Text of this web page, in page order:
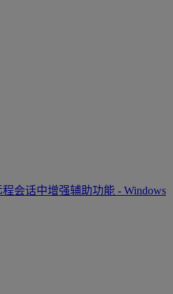
程会话中增强辅助功能 - Windows